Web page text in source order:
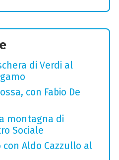
di Verdi al
con Fabio De
montagna di
Sociale
Aldo Cazzullo al